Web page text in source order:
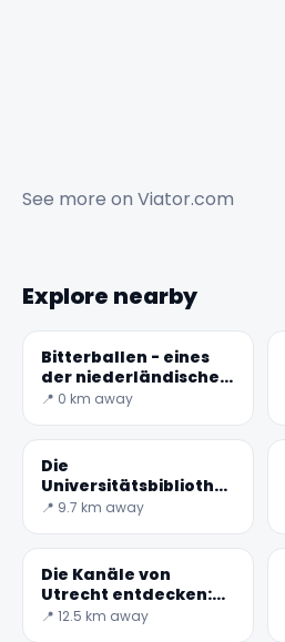
See more on Viator.com
Explore nearby
Bitterballen - eines
der niederländischen
Spitzenlebensmittel
📍 0 km away
Die
Universitätsbibliothek
Utrecht von Wiel
📍 9.7 km away
Die Kanäle von
Utrecht entdecken:
Eine Reise in die
📍 12.5 km away